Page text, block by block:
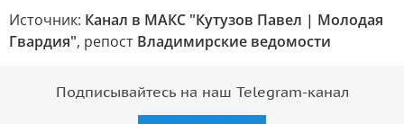
Источник: Канал в МАКС "Кутузов Павел | Молодая
Гвардия", репост Владимирские ведомости
Подписывайтесь на наш Telegram-канал